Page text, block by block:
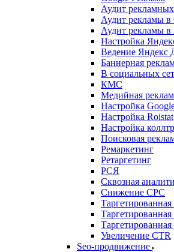
Аудит
Аудит рекламы в
Аудит рекламы в
Настройка
Ведение Яндекс
Баннерная
В социальных
КМС
Медийная
Настройка
Настройка Roistat
Настройка
Поисковая
Ремаркетинг
Ретаргетинг
РСЯ
Сквозная
Снижение CPC
Увеличение CTR
Seo-продвижение